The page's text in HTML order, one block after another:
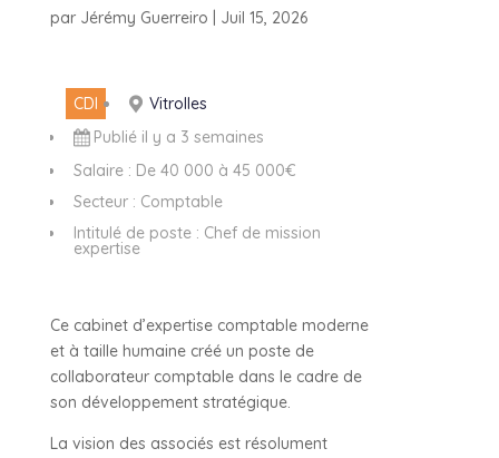
par Jérémy Guerreiro Juil 15, 2026
CDI
Vitrolles
Publié il y a 3 semaines
Salaire : De 40 000 à 45 000€
Secteur : Comptable
Intitulé de poste : Chef de mission
expertise
Ce cabinet d’expertise comptable moderne
et à taille humaine créé un poste de
collaborateur comptable dans le cadre de
son développement stratégique.
La vision des associés est résolument